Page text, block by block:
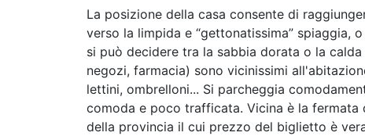
La posizione della casa consente di
verso la limpida e “gettonatissima” spiaggia,
si può decidere tra la sabbia dorata o la
negozi, farmacia) sono vicinissimi
lettini, ombrelloni... Si parcheggia
comoda e poco trafficata. Vicina è la
della provincia il cui prezzo del biglietto è